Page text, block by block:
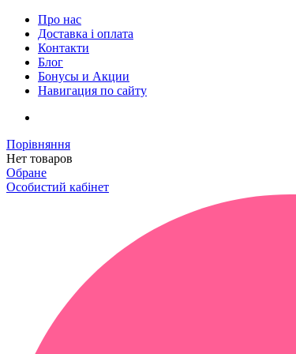
Про нас
Доставка і оплата
Контакти
Блог
Бонусы и Акции
Навигация по сайту
Порівняння
Нет товаров
Обране
Особистий кабінет